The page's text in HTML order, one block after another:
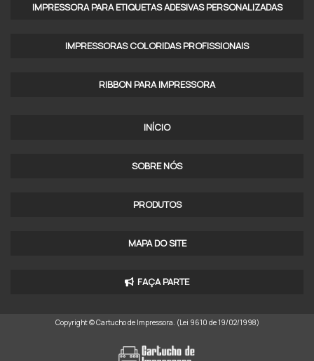
IMPRESSORA PARA ETIQUETAS ADESIVAS PERSONALIZADAS
IMPRESSORAS COLORIDAS PROFISSIONAIS​
RIBBON PARA IMPRESSORA
INÍCIO
SOBRE NÓS
PRODUTOS
MAPA DO SITE
FAÇA PARTE
Copyright © Cartucho de Impressora. (Lei 9610 de 19/02/1998)